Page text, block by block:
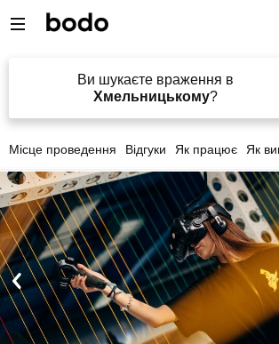
Ви шукаєте враження в
Хмельницькому?
Місце проведення Відгуки Як працює Як